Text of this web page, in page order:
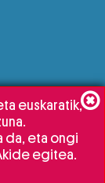
euskaratik,
da, eta ongi
egitea.